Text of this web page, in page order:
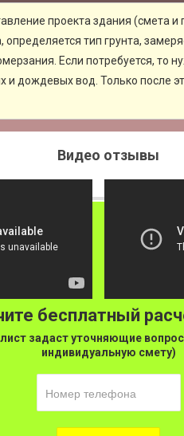
проекта здания (смета
определяется тип грунта,
Если потребуется, то
и дождевых вод. Только после
Видео отзывы
бесплатный
задаст уточняющие
индивидуальную смету)